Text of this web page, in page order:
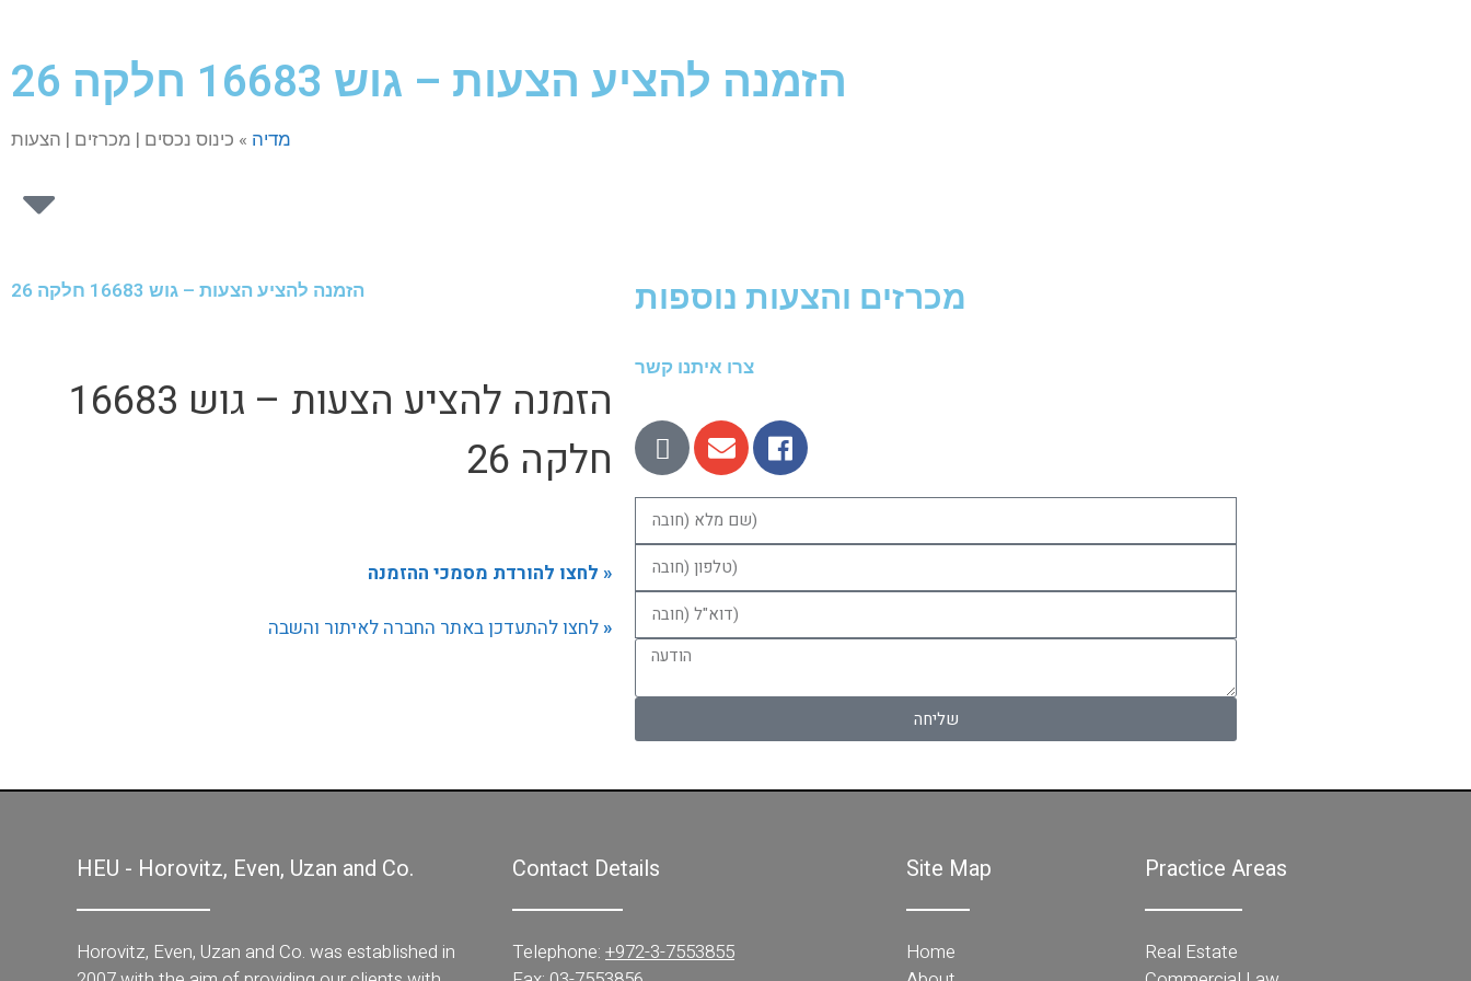
הזמנה להציע הצעות – גוש 16683 חלקה 26
מדיה » כינוס נכסים | מכרזים | הצעות
הזמנה להציע הצעות – גוש 16683 חלקה 26
הזמנה להציע הצעות – גוש 16683
חלקה 26
לחצו להורדת מסמכי ההזמנה »
»
מכרזים והצעות נוספות
צרו איתנו קשר
שליחה
HEU - Horovitz, Even, Uzan and Co.
Horovitz, Even, Uzan and Co. was established in
Contact Details
Telephone:+972-3-7553855
Site Map
Home
Practice Areas
Real Estate